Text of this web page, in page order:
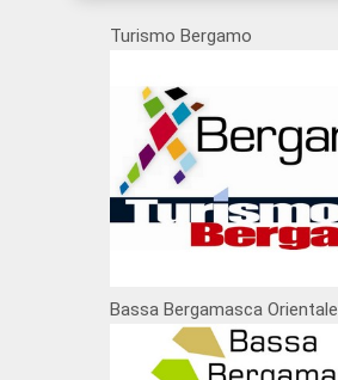
Turismo Bergamo
Bassa Bergamasca Orientale